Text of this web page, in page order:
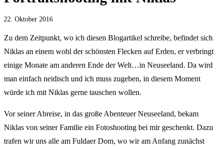
22. Oktober 2016
Zu dem Zeitpunkt, wo ich diesen Blogartikel schreibe, befindet sich
Niklas an einem wohl der schönsten Flecken auf Erden, er verbringt
einige Monate am anderen Ende der Welt…in Neuseeland. Da wird
man einfach neidisch und ich muss zugeben, in diesem Moment
würde ich mit Niklas gerne tauschen wollen.
Vor seiner Abreise, in das große Abenteuer Neuseeland, bekam
Niklas von seiner Familie ein Fotoshooting bei mir geschenkt. Dazu
trafen wir uns alle am Fuldaer Dom, wo wir am Anfang zunächst